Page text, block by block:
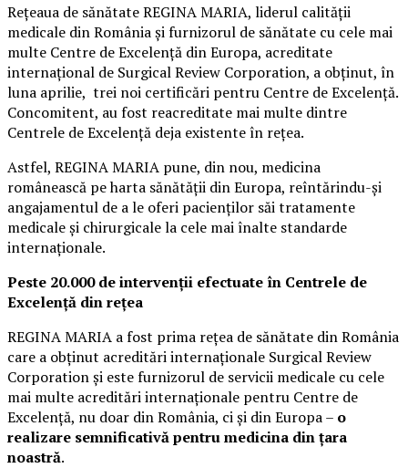
Rețeaua de sănătate REGINA MARIA, liderul calității
medicale din România și furnizorul de sănătate cu cele mai
multe Centre de Excelență din Europa, acreditate
internațional de Surgical Review Corporation, a obținut, în
luna aprilie, trei noi certificări pentru Centre de Excelență.
Concomitent, au fost reacreditate mai multe dintre
Centrele de Excelență deja existente în rețea.
Astfel, REGINA MARIA pune, din nou, medicina
românească pe harta sănătății din Europa, reîntărindu-și
angajamentul de a le oferi pacienților săi tratamente
medicale și chirurgicale la cele mai înalte standarde
internaționale.
Peste 20.000 de intervenții efectuate în Centrele de
Excelență din rețea
REGINA MARIA a fost prima rețea de sănătate din România
care a obținut acreditări internaționale Surgical Review
Corporation şi este furnizorul de servicii medicale cu cele
mai multe acreditări internaționale pentru Centre de
Excelență, nu doar din România, ci și din Europa – o
realizare semnificativă pentru medicina din țara
noastră.